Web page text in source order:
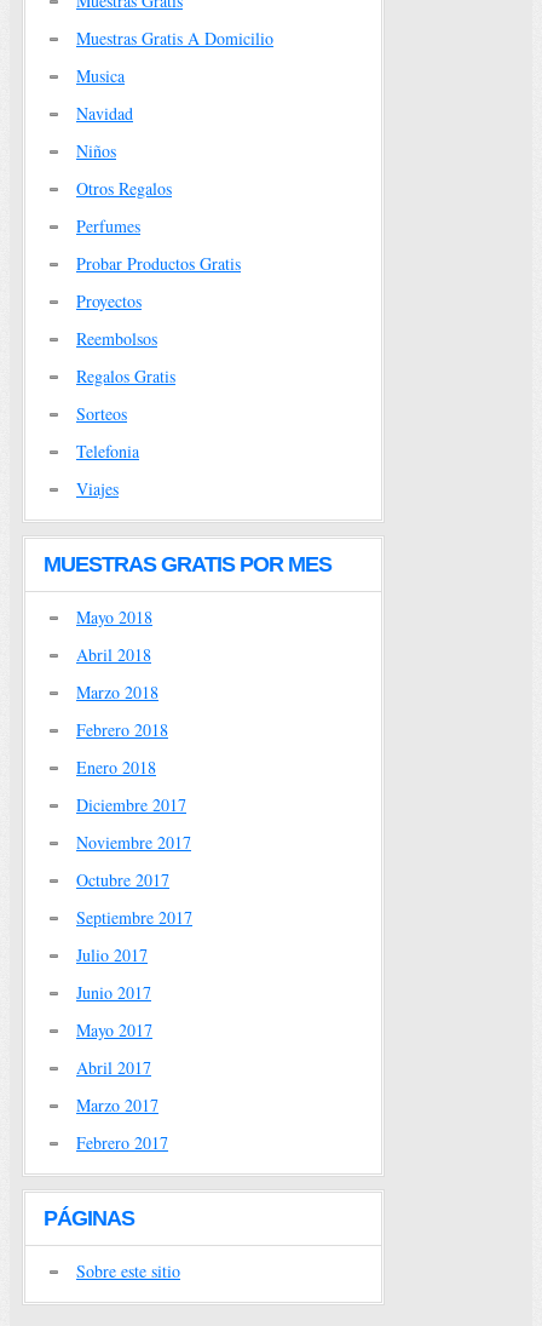
Muestras Gratis A Domicilio
Musica
Navidad
Niños
Otros Regalos
Perfumes
Probar Productos Gratis
Proyectos
Reembolsos
Regalos Gratis
Sorteos
Telefonia
Viajes
MUESTRAS GRATIS POR MES
Mayo 2018
Abril 2018
Marzo 2018
Febrero 2018
Enero 2018
Diciembre 2017
Noviembre 2017
Octubre 2017
Septiembre 2017
Julio 2017
Junio 2017
Mayo 2017
Abril 2017
Marzo 2017
Febrero 2017
PÁGINAS
Sobre este sitio